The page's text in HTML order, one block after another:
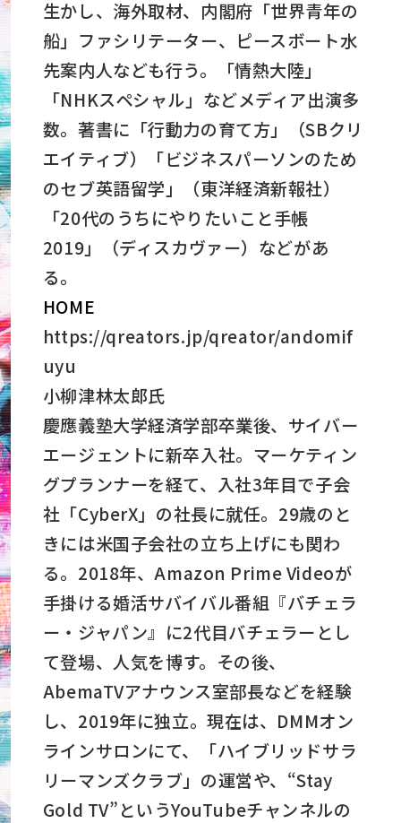
生かし、海外取材、内閣府「世界青年の
船」ファシリテーター、ピースボート水
先案内人なども行う。「情熱大陸」
「NHKスペシャル」などメディア出演多
数。著書に「行動力の育て方」（SBクリ
エイティブ）「ビジネスパーソンのため
のセブ英語留学」（東洋経済新報社）
「20代のうちにやりたいこと手帳
2019」（ディスカヴァー）などがあ
る。
HOME
https://qreators.jp/qreator/andomif
uyu
小柳津林太郎氏
慶應義塾大学経済学部卒業後、サイバー
エージェントに新卒入社。マーケティン
グプランナーを経て、入社3年目で子会
社「CyberX」の社長に就任。29歳のと
きには米国子会社の立ち上げにも関わ
る。2018年、Amazon Prime Videoが
手掛ける婚活サバイバル番組『バチェラ
ー・ジャパン』に2代目バチェラーとし
て登場、人気を博す。その後、
AbemaTVアナウンス室部長などを経験
し、2019年に独立。現在は、DMMオン
ラインサロンにて、「ハイブリッドサラ
リーマンズクラブ」の運営や、“Stay
Gold TV”というYouTubeチャンネルの